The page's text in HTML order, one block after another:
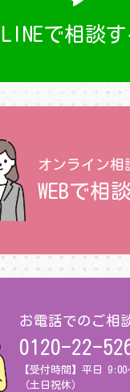
LINEで相談す
オンライン相
WEBで相
お電話でのご相
0120-22-
【受付時間】平日 9:00
（土日祝休）